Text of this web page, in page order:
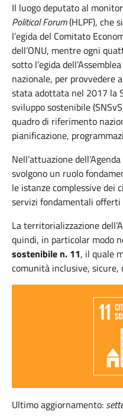
Il luogo deputato al
Political Forum(HLPF), che
l’egida del Comitato
dell’ONU, mentre ogni
sotto l’egida
nazionale, per provvedere
stata adottata nel 2017 la
sviluppo sostenibile
quadro di riferimento
pianificazione,
Nell’attuazione
svolgono un ruolo
le istanze complessive dei
servizi fondamentali
La territorializzazione
quindi, in particolar modo
sostenibile n. 11, il quale
comunità inclusive,
Ultimo aggiornamento: